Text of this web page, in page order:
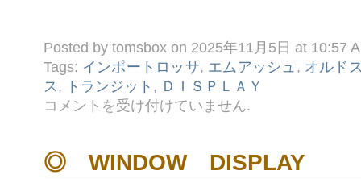
Posted by tomsbox on 2025年11月5日 at 10:57
Tags: インポートロッサ, エムアッシュ , オルド
ス , トランジット , ＤＩＳＰＬＡＹ
◎
今
Ｉ
Ｓ
コメントを受け付けていません.
◎ WINDOW DISPLAY